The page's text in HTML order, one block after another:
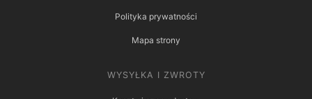
Polityka prywatności
Mapa strony
WYSYŁKA I ZWROTY